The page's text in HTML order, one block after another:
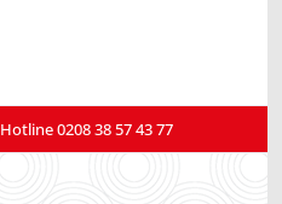
Hotline 0208 38 57 43 77